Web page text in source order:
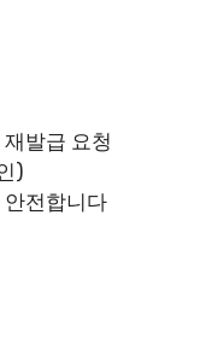
발급 요청
)
전합니다